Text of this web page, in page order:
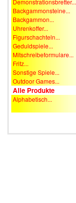
Demonstrationsbretter...
Backgammonsteine...
Backgammon...
Uhrenkoffer...
Figurschachteln...
Geduldspiele...
Mitschreibeformulare...
Fritz...
Sonstige Spiele...
Outdoor Games...
Alle Produkte
Alphabetisch...